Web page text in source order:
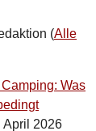
(Alle
Was
April 2026